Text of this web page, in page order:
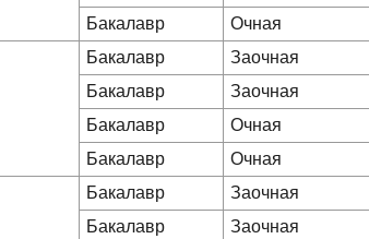
Бакалавр
Очная
Бакалавр
Заочная
Бакалавр
Заочная
Бакалавр
Очная
Бакалавр
Очная
Бакалавр
Заочная
Бакалавр
Заочная